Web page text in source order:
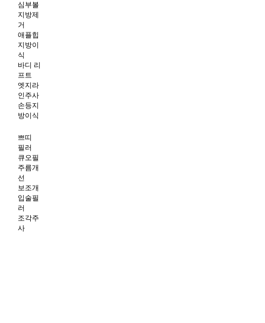
심부볼
지방제
거
애플힙
지방이
식
바디 리
프트
엣지라
인주사
손등지
방이식
쁘띠
필러
큐오필
주름개
선
보조개
입술필
러
조각주
사